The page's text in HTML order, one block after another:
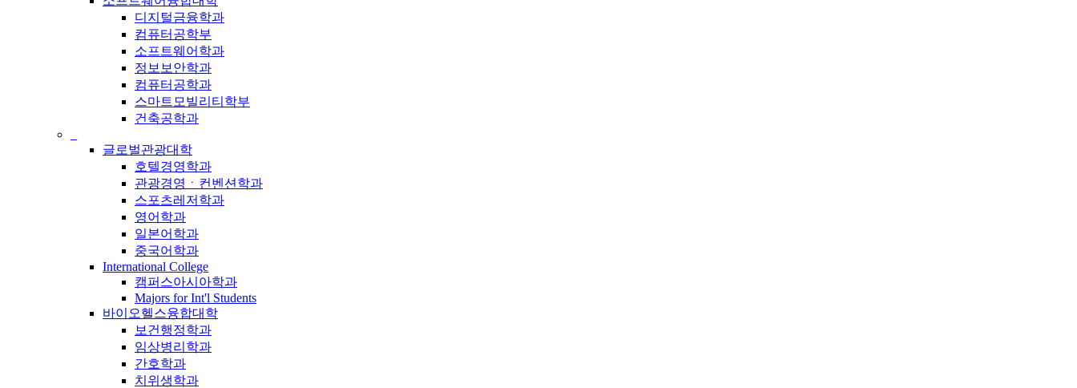
디지털금융학과
컴퓨터공학부
소프트웨어학과
정보보안학과
컴퓨터공학과
스마트모빌리티학부
건축공학과
글로벌관광대학
호텔경영학과
관광경영ㆍ컨벤션학과
스포츠레저학과
영어학과
일본어학과
중국어학과
International College
캠퍼스아시아학과
Majors for Int'l Students
바이오헬스융합대학
보건행정학과
임상병리학과
간호학과
치위생학과